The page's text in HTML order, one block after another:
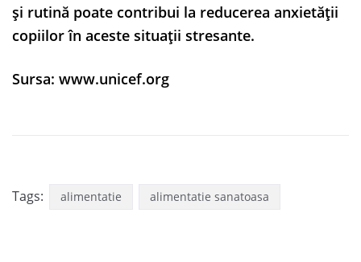
și rutină poate contribui la reducerea anxietății
copiilor în aceste situații stresante.
Sursa: www.unicef.org
Tags: alimentatie alimentatie sanatoasa